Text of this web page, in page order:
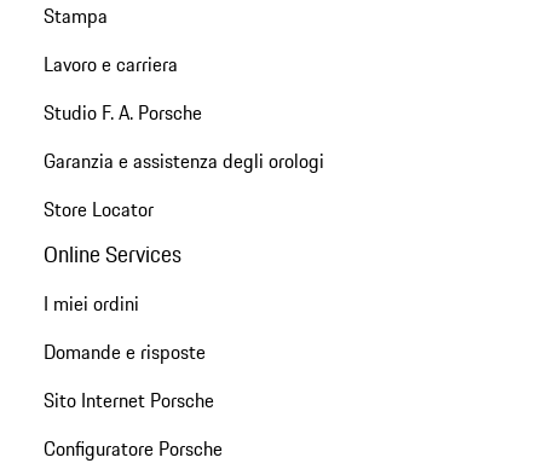
Stampa
Lavoro e carriera
Studio F. A. Porsche
Garanzia e assistenza degli orologi
Store Locator
Online Services
I miei ordini
Domande e risposte
Sito Internet Porsche
Configuratore Porsche